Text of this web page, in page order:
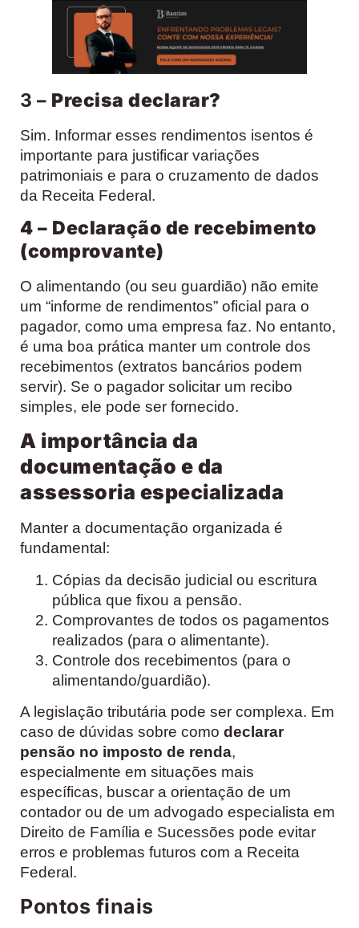
3 – Precisa declarar?
Sim. Informar esses rendimentos isentos é
importante para justificar variações
patrimoniais e para o cruzamento de dados
da Receita Federal.
4 – Declaração de recebimento
(comprovante)
O alimentando (ou seu guardião) não emite
um “informe de rendimentos” oficial para o
pagador, como uma empresa faz. No entanto,
é uma boa prática manter um controle dos
recebimentos (extratos bancários podem
servir). Se o pagador solicitar um recibo
simples, ele pode ser fornecido.
A importância da
documentação e da
assessoria especializada
Manter a documentação organizada é
fundamental:
Cópias da decisão judicial ou escritura
pública que fixou a pensão.
Comprovantes de todos os pagamentos
realizados (para o alimentante).
Controle dos recebimentos (para o
alimentando/guardião).
A legislação tributária pode ser complexa. Em
caso de dúvidas sobre como declarar
pensão no imposto de renda,
especialmente em situações mais
específicas, buscar a orientação de um
contador ou de um advogado especialista em
Direito de Família e Sucessões pode evitar
erros e problemas futuros com a Receita
Federal.
Pontos finais